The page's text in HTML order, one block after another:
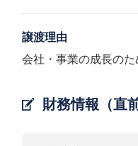
譲渡理由
会社・事業の成長のた
財務情報（直